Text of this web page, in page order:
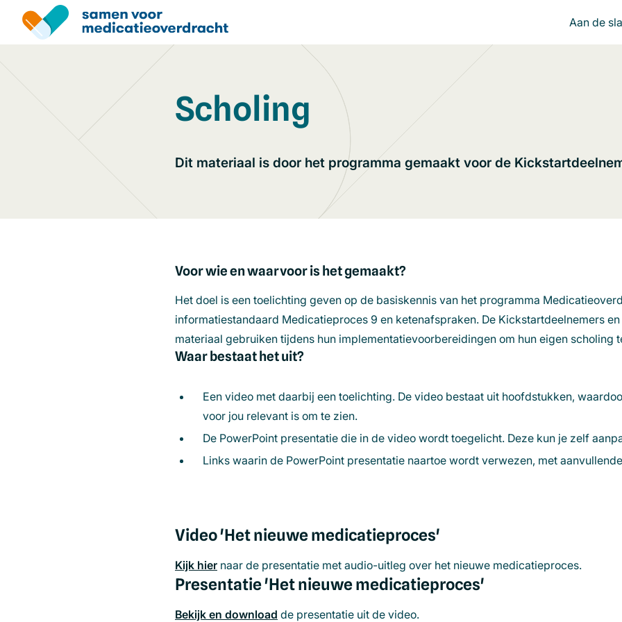
Overslaan
en
Aan de
Scholing
Dit materiaal is door het programma gemaakt voor de
Voor wie en waarvoor is het gemaakt?
Het doel is een toelichting geven op de basiskennis van het programma
informatiestandaard Medicatieproces 9 en ketenafspraken. De Kickstartdeelnemers
materiaal gebruiken tijdens hun implementatievoorbereidingen om hun eigen scholing
Waar bestaat het uit?
Een video met daarbij een toelichting. De video bestaat uit hoofdstukken,
voor jou relevant is om te zien.
De PowerPoint presentatie die in de video wordt toegelicht. Deze kun je zelf
Links waarin de PowerPoint presentatie naartoe wordt verwezen, met
Video 'Het nieuwe medicatieproces'
Kijk hier (opent
in
naar de presentatie met audio-uitleg over het nieuwe medicatieproces.
Presentatie 'Het nieuwe medicatieproces'
Bekijk en download de presentatie uit de video.